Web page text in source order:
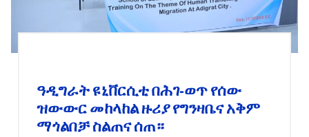
ዓዲግራት ዩኒቨርሲቲ በሕገ-ወጥ የሰው
ዝውውር መከላከል ዙሪያ የግንዛቤና አቅም
ማጎልበቻ ስልጠና ሰጠ።